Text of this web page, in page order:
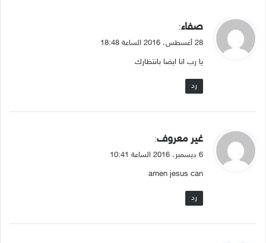
ي
ق
ل
صفاء:
28 أغسطس، 2016 الساعة 18:48
يا رب انا ايضا بانتظارك
رد
ي
ق
ل
غير معروف:
6 ديسمبر، 2016 الساعة 10:41
amen jesus can
رد